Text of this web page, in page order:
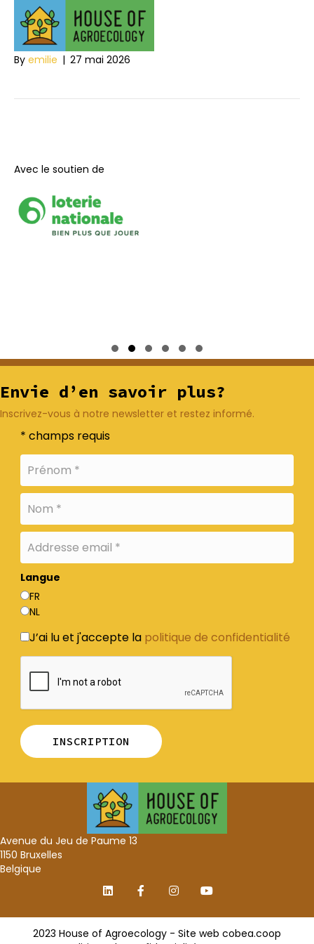
QiGreen Fondation
By emilie | 27 mai 2026
Avec le soutien de
Slide group 1
Slide group 2
Slide group 3
Slide group 4
Slide group 5
Slide group 6
Envie d’en savoir plus?
Inscrivez-vous à notre newsletter et restez informé.
* champs requis
Langue
FR
NL
J’ai lu et j'accepte la politique de confidentialité
Avenue du Jeu de Paume 13
1150 Bruxelles
Belgique
2023 House of Agroecology - Site web cobea.coop